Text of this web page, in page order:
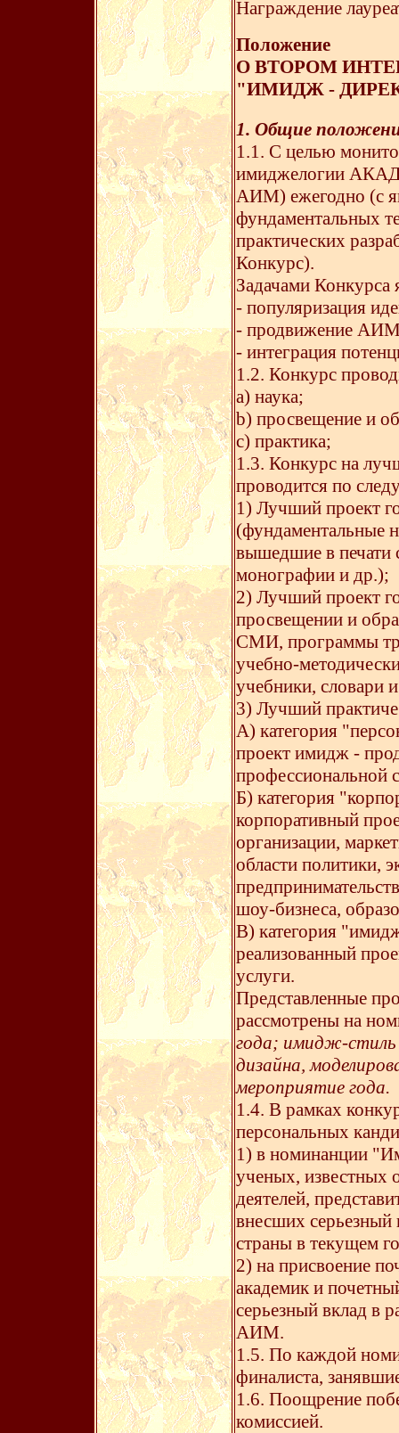
Награждение
Положение
О ВТОРОМ
"ИМИДЖ -
1. Общие
1.1. С целью
имиджелогии
АИМ) ежегодно (с
фундаментальных
практических
Конкурс).
Задачами Конкурса
- популяризация
- продвижение
- интеграция
1.2. Конкурс
a) наука;
b) просвещение и
c) практика;
1.3. Конкурс на
проводится по
1) Лучший проект
(фундаментальные
вышедшие в печати
монографии и др.);
2) Лучший проект
просвещении и
СМИ, программы
учебно-
учебники, словари
3) Лучший
А) категория
проект имидж -
профессиональной
Б) категория
корпоративный
организации,
области политики,
шоу-бизнеса,
В) категория
реализованный
услуги.
Представленные
рассмотрены на
года; имидж-стиль
дизайна,
мероприятие года.
1.4. В рамках
персональных
1) в номинанции
ученых, известных
деятелей,
внесших серьезный
страны в текущем
2) на присвоение
академик и
серьезный вклад в
АИМ.
1.5. По каждой
финалиста,
1.6. Поощрение
комиссией.